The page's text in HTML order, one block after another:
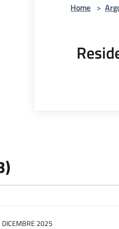
Home >
DICEMBRE 2025